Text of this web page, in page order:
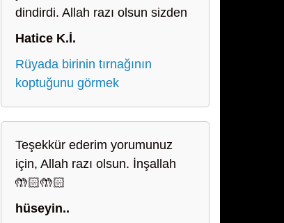
dindirdi. Allah razı olsun sizden
Hatice K.İ.
Rüyada birinin tırnağının
koptuğunu görmek
Teşekkür ederim yorumunuz
için, Allah razı olsun. İnşallah
🤲🏻🤲🏻
hüseyin..